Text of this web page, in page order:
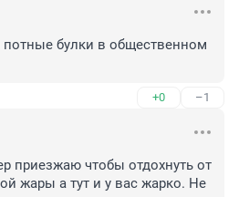
булки в общественном
+0 –1
приезжаю чтобы отдохнуть от
жары а тут и у вас жарко. Не